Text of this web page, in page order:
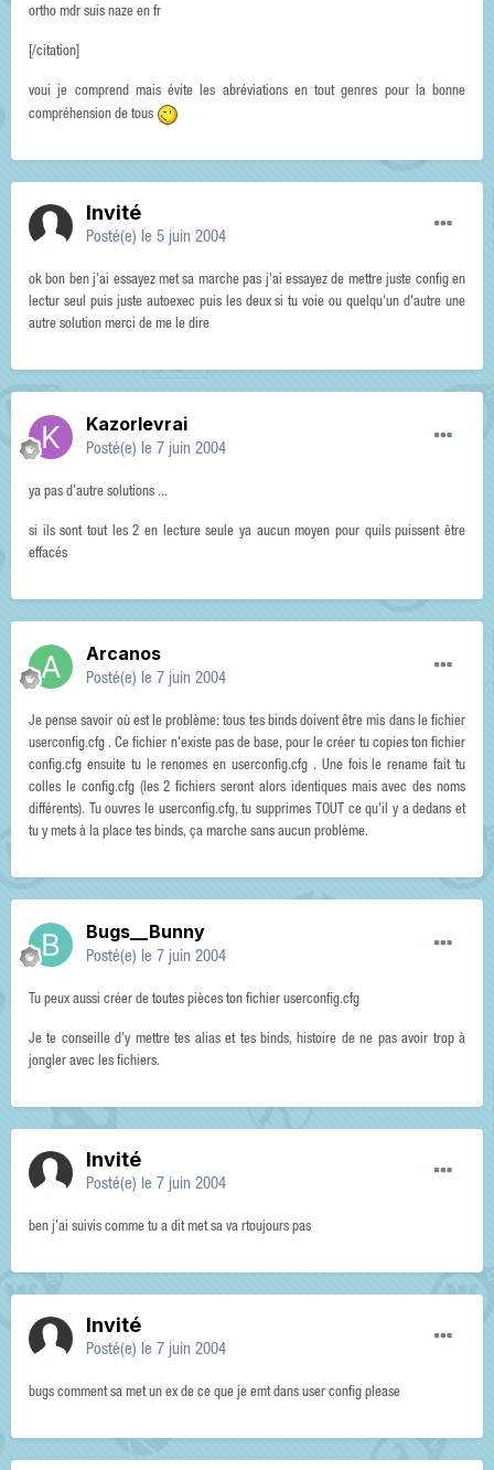
ortho mdr suis naze en fr
[/citation]
voui je comprend mais évite les abréviations en tout genres pour la bonne
compréhension de tous
Invité
Posté(e) le 5 juin 2004
ok bon ben j'ai essayez met sa marche pas j'ai essayez de mettre juste config en
lectur seul puis juste autoexec puis les deux si tu voie ou quelqu'un d'autre une
autre solution merci de me le dire
Kazorlevrai
Posté(e) le 7 juin 2004
ya pas d'autre solutions ...
si ils sont tout les 2 en lecture seule ya aucun moyen pour quils puissent être
effacés
Arcanos
Posté(e) le 7 juin 2004
Je pense savoir où est le problème: tous tes binds doivent être mis dans le fichier
userconfig.cfg . Ce fichier n'existe pas de base, pour le créer tu copies ton fichier
config.cfg ensuite tu le renomes en userconfig.cfg . Une fois le rename fait tu
colles le config.cfg (les 2 fichiers seront alors identiques mais avec des noms
différents). Tu ouvres le userconfig.cfg, tu supprimes TOUT ce qu'il y a dedans et
tu y mets à la place tes binds, ça marche sans aucun problème.
Bugs__Bunny
Posté(e) le 7 juin 2004
Tu peux aussi créer de toutes pièces ton fichier userconfig.cfg
Je te conseille d'y mettre tes alias et tes binds, histoire de ne pas avoir trop à
jongler avec les fichiers.
Invité
Posté(e) le 7 juin 2004
ben j'ai suivis comme tu a dit met sa va rtoujours pas
Invité
Posté(e) le 7 juin 2004
bugs comment sa met un ex de ce que je emt dans user config please